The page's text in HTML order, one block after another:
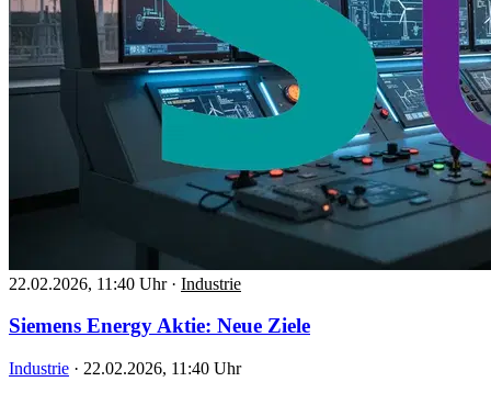
22.02.2026, 11:40 Uhr · Industrie
Siemens Energy Aktie: Neue Ziele
Industrie · 22.02.2026, 11:40 Uhr